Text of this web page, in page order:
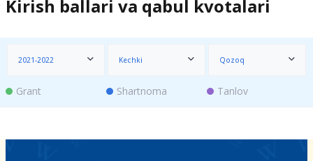
Kirish ballari va qabul kvotalari
2021-2022 Kechki Qozoq
Grant Shartnoma Tanlov